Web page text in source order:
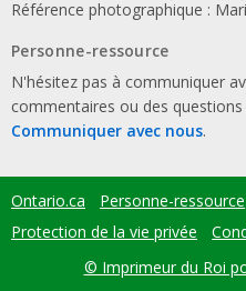
Référence photographique :
Personne-ressource
N'hésitez pas à communiquer
commentaires ou des
Communiquer avec nous.
Footer
menu
Ontario.ca Personne-ressource
Protection de la vie privée
© Imprimeur du Roi